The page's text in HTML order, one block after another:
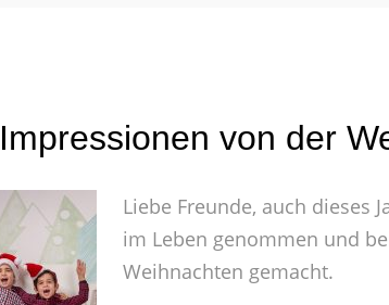
Impressionen von der
Liebe Freunde, auch dieses
im Leben genommen und
Weihnachten gemacht.